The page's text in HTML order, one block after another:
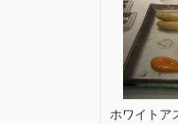
ホワイトア